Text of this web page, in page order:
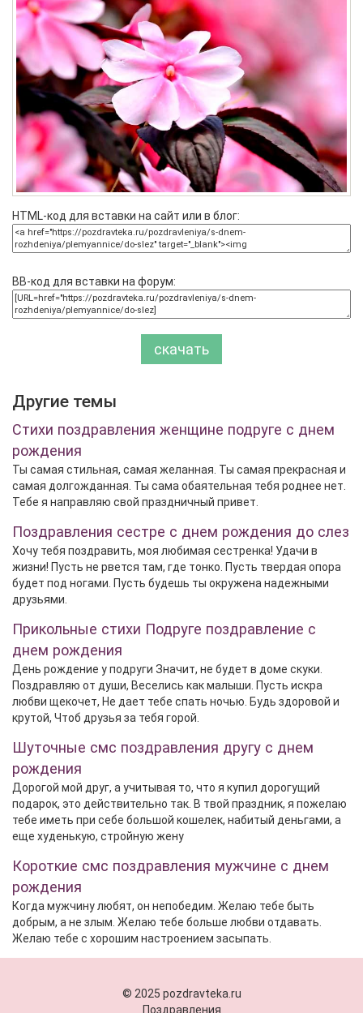
HTML-код для вставки на сайт или в блог:
BB-код для вставки на форум:
скачать
Другие темы
Стихи поздравления женщине подруге с днем
рождения
Ты самая стильная, самая желанная. Ты самая прекрасная и
самая долгожданная. Ты сама обаятельная тебя роднее нет.
Тебе я направляю свой праздничный привет.
Поздравления сестре с днем рождения до слез
Хочу тебя поздравить, моя любимая сестренка! Удачи в
жизни! Пусть не рвется там, где тонко. Пусть твердая опора
будет под ногами. Пусть будешь ты окружена надежными
друзьями.
Прикольные стихи Подруге поздравление с
днем рождения
День рождение у подруги Значит, не будет в доме скуки.
Поздравляю от души, Веселись как малыши. Пусть искра
любви щекочет, Не дает тебе спать ночью. Будь здоровой и
крутой, Чтоб друзья за тебя горой.
Шуточные смс поздравления другу с днем
рождения
Дорогой мой друг, а учитывая то, что я купил дорогущий
подарок, это действительно так. В твой праздник, я пожелаю
тебе иметь при себе большой кошелек, набитый деньгами, а
еще худенькую, стройную жену
Короткие смс поздравления мужчине с днем
рождения
Когда мужчину любят, он непобедим. Желаю тебе быть
добрым, а не злым. Желаю тебе больше любви отдавать.
Желаю тебе с хорошим настроением засыпать.
© 2025 pozdravteka.ru
Поздравления